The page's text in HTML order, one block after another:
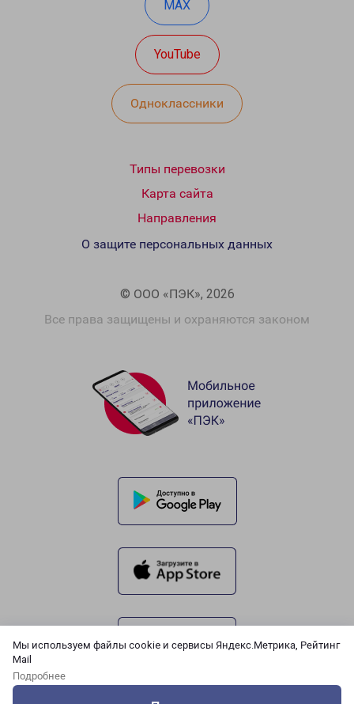
Мы используем файлы cookie и сервисы Яндекс.Метрика, Рейтинг
Mail
Подробнее
MAX
YouTube
Одноклассники
Типы перевозки
Карта сайта
Направления
© ООО «ПЭК», 2026
Все права защищены и охраняются законом
О защите персональных данных